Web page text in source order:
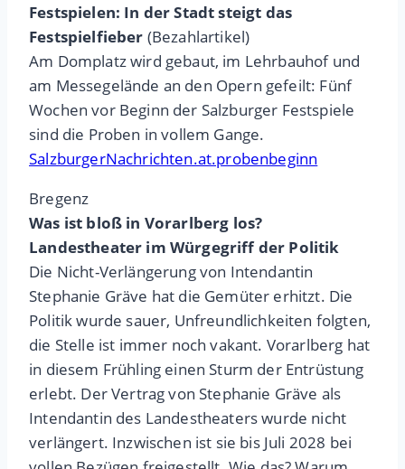
Festspielen: In der Stadt steigt das
Festspielfieber (Bezahlartikel)
Am Domplatz wird gebaut, im Lehrbauhof und
am Messegelände an den Opern gefeilt: Fünf
Wochen vor Beginn der Salzburger Festspiele
sind die Proben in vollem Gange.
SalzburgerNachrichten.at.probenbeginn
Bregenz
Was ist bloß in Vorarlberg los?
Landestheater im Würgegriff der Politik
Die Nicht-Verlängerung von Intendantin
Stephanie Gräve hat die Gemüter erhitzt. Die
Politik wurde sauer, Unfreundlichkeiten folgten,
die Stelle ist immer noch vakant. Vorarlberg hat
in diesem Frühling einen Sturm der Entrüstung
erlebt. Der Vertrag von Stephanie Gräve als
Intendantin des Landestheaters wurde nicht
verlängert. Inzwischen ist sie bis Juli 2028 bei